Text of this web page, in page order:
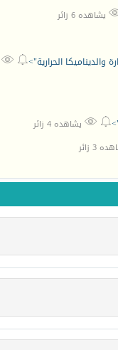
يشاهده 6 زائر
والديناميكا الحرارية">


 يشاهده 4 زائر
3 زائر